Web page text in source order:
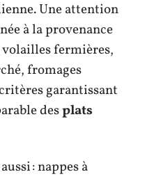
Une attention
à la provenance
volailles fermières,
fromages
garantissant
desplats
: nappes à